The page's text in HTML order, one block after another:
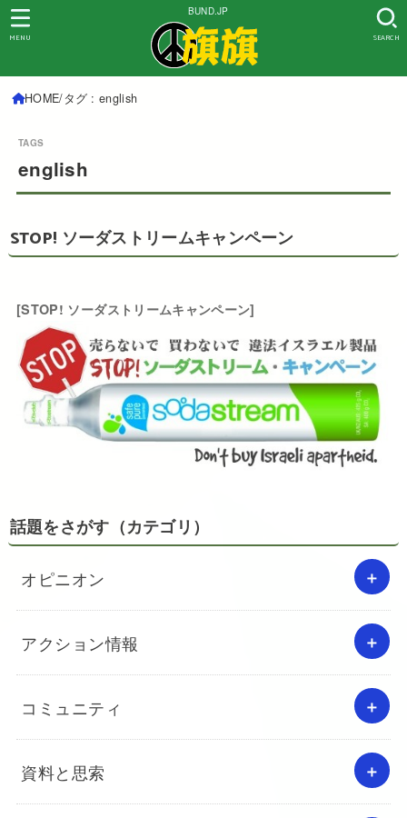
BUND.JP
SEARCH
MENU
HOME タグ : english
english
STOP! ソーダストリームキャンペーン
[STOP! ソーダストリームキャンペーン]
話題をさがす（カテゴリ）
オピニオン
アクション情報
コミュニティ
資料と思索